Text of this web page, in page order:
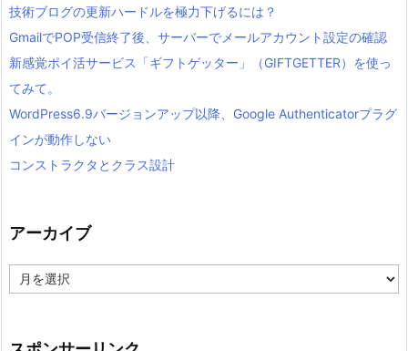
技術ブログの更新ハードルを極力下げるには？
GmailでPOP受信終了後、サーバーでメールアカウント設定の確認
新感覚ポイ活サービス「ギフトゲッター」（GIFTGETTER）を使っ
てみて。
WordPress6.9バージョンアップ以降、Google Authenticatorプラグ
インが動作しない
コンストラクタとクラス設計
アーカイブ
ー
ブ